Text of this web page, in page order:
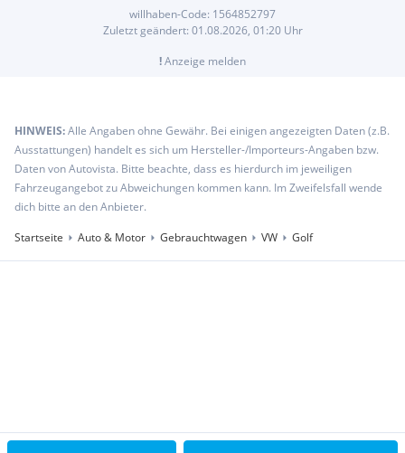
willhaben-Code: 1564852797
Zuletzt geändert: 01.08.2026, 01:20Uhr
!Anzeige melden
HINWEIS:Alle Angaben ohne Gewähr. Bei einigen angezeigten Daten (z.B.
Ausstattungen) handelt es sich um Hersteller-/Importeurs-Angaben bzw.
Daten von Autovista. Bitte beachte, dass es hierdurch im jeweiligen
Fahrzeugangebot zu Abweichungen kommen kann. Im Zweifelsfall wende
dich bitte an den Anbieter.
Startseite
Auto & Motor Gebrauchtwagen VW Golf